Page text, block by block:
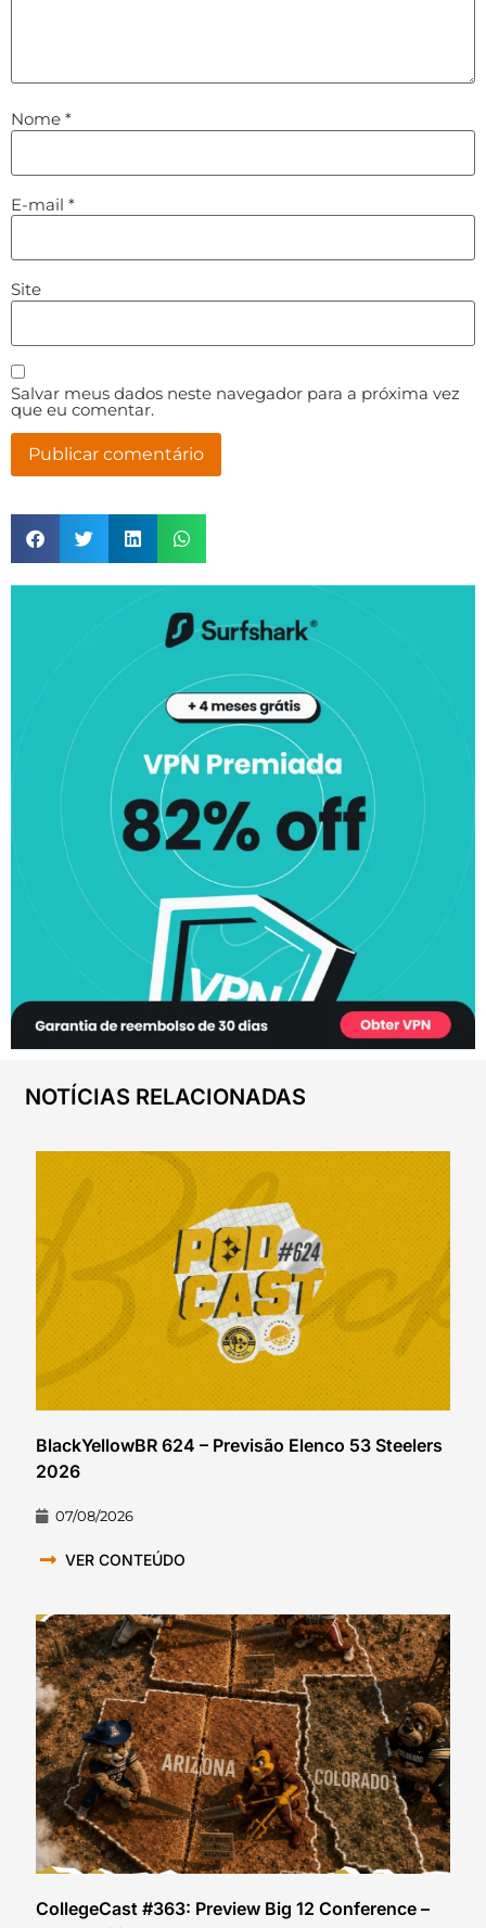
Nome *
E-mail *
Site
Salvar meus dados neste navegador para a próxima vez
que eu comentar.
NOTÍCIAS RELACIONADAS
BlackYellowBR 624 – Previsão Elenco 53 Steelers
2026
07/08/2026
VER CONTEÚDO
CollegeCast #363: Preview Big 12 Conference –